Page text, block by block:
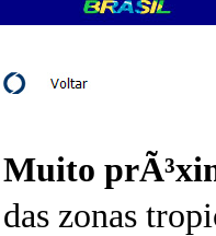
Muito
das zonas